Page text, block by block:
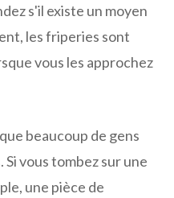
s'il existe un moyen
les friperies sont
vous les approchez
beaucoup de gens
Si vous tombez sur une
une pièce de